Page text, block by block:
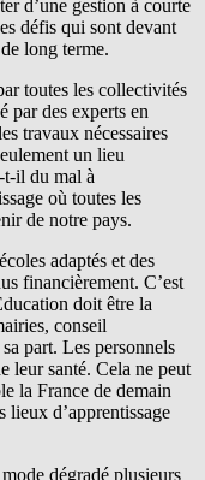
d’une gestion à courte
défis qui sont devant
long terme.
toutes les collectivités
par des experts en
travaux nécessaires
un lieu
t-il du mal à
où toutes les
de notre pays.
adaptés et des
financièrement. C’est
doit être la
conseil
part. Les personnels
leur santé. Cela ne peut
la France de demain
lieux d’apprentissage
dégradé plusieurs